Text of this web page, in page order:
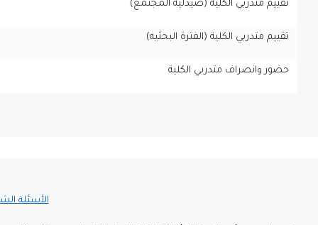
تقييم متدربي الكلية (صيدلية المجتمع)
تقييم متدربي الكلية (الفترة البحثيه)
حضور وانصراف متدربي الكلية
الأسئلة